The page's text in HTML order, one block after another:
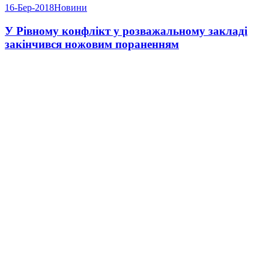
16-Бер-2018Новини
У Рівному конфлікт у розважальному закладі
закінчився ножовим пораненням